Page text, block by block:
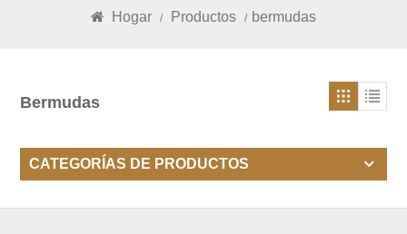
Hogar / Productos / bermudas
Bermudas
CATEGORÍAS DE PRODUCTOS